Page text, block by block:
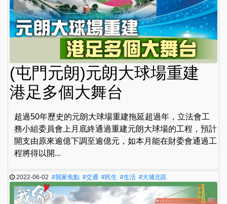
(屯門元朗)元朗大球場重建
港足多個大舞台
超過50年歷史的元朗大球場重建拖延超過年，立法會工
務小組委員會上月底終通過重建元朗大球場的工程，預計
開支由原來逾億下調至逾億元，如本月能在財委會通過工
程將得以開...
2022-06-02#我家焦點 #交通 #民生 #生活 #大埔北區